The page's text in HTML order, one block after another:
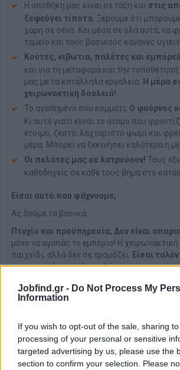
Jobfind.gr - Do Not Process My
Information
If you wish to opt-out of the sale, sharing
processing of your personal or sensitive
targeted advertising by us, please use the
section to confirm your selection. Please
Η αποθήκη μας είναι σε τάξη και στις
ξεφεύγει τίποτα. Ξέρουμε ότι
χάρη σε σένα. Και μέσα σε όλα αυτά, να
ταμείο και τους βασικούς κανόνες
Κούτες, κιβώτια, παλέτες και
και για τη μεταφορά και την
μας με τα κατάλληλα εργαλεία.
H μέρα
χειρωνακτική δουλειά!
Το αγαπημένο σου κομμάτι; Ο φούρνος
Κι αυτό γιατί είσαι το άτομο που
έτοιμο, ζεστό, λαχταριστό ψωμί και
μέρα. Μπορεί να ξεκινήσει καλύτερα η
Οι πελάτες μας σε λατρεύουν! Τους
καθοδηγείς σε κάθε τους βήμα στο
Είσαι αυτό που ψάχνουμε;
Ας δούμε τα βασικά:
Πτυχίο και προϋπηρεσία; Δεν είναι
μόνο να αγαπάς το εμπόριο! Η χειρωνακτική
παιχνίδι, αλλά δεν σε τρομάζει.
Είσαι
επικοινωνίακαι όλοι μιλάνε για την
βάρδιες- με βάση πρόγραμμα που θα
πριν.Σου αρέσει να δουλεύεις με ομάδες
πελατών μας.
Παροχές
Τι σου προσφέρουμε εμείς: